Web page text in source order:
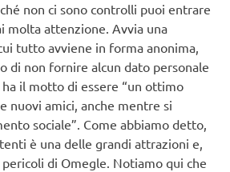
non ci sono controlli puoi entrare
molta attenzione. Avvia una
tutto avviene in forma anonima,
di non fornire alcun dato personale
il motto di essere “un ottimo
nuovi amici, anche mentre si
sociale”. Come abbiamo detto,
è una delle grandi attrazioni e,
di Omegle. Notiamo qui che